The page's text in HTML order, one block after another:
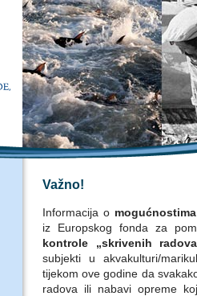
Važno!
Informacija o
iz Europskog fonda za
kontrole „skrivenih
subjekti u akvakulturi/
tijekom ove godine da
radova ili nabavi opreme